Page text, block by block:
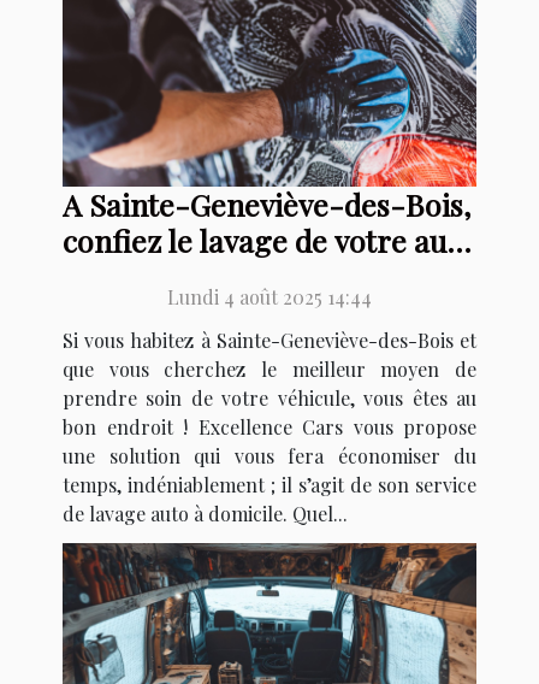
A Sainte-Geneviève-des-Bois,
confiez le lavage de votre auto
Lundi 4 août 2025 14:44
Si vous habitez à Sainte-Geneviève-des-Bois et
que vous cherchez le meilleur moyen de
prendre soin de votre véhicule, vous êtes au
bon endroit ! Excellence Cars vous propose
une solution qui vous fera économiser du
temps, indéniablement ; il s’agit de son service
de lavage auto à domicile. Quel...